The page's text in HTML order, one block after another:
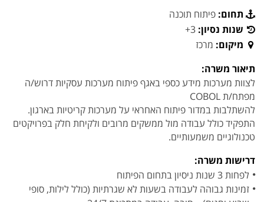
תחום: פיתוח תוכנה
שנות נסיון: 3+
מיקום: מרכז
תיאור משרה:
לצוות מערכות מידע כספי באגף פיתוח מערכות עסקיות דרוש/ה
מפתח/ת COBOL
להשתלבות במדור פיתוח האחראי על מערכות קריטיות בארגון.
התפקיד כולל עבודה מול ממשקים מרובים ולקיחת חלק בפרויקטים
טכנולוגיים משמעותיים.
דרישות משרה:
לפחות 3 שנות ניסיון בתחום הפיתוח
זמינות גבוהה לעבודה בשעות לא שגרתיות (כולל לילות, סופי